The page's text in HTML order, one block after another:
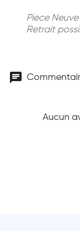
Piece
Retrait
chat
Aucun